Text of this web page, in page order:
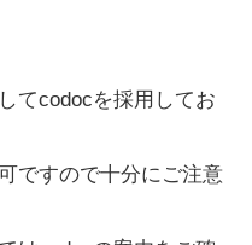
てcodocを採用してお
ですので十分にご注意